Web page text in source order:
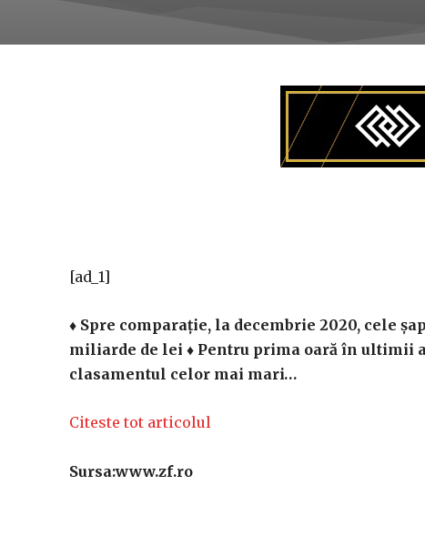
[ad_1]
♦ Spre comparaţie, la decembrie 2020, cele
miliarde de lei ♦ Pentru prima oară în ultimii
clasamentul celor mai mari…
Citeste tot articolul
Sursa:www.zf.ro